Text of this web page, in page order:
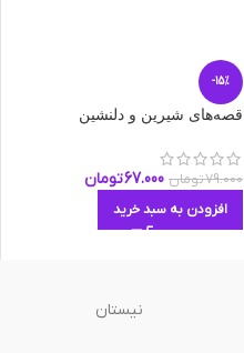
-15%
قصه‌های شیرین و دلنشین
79.000تومان 67.000تومان
افزودن به سبد خرید
نیستان